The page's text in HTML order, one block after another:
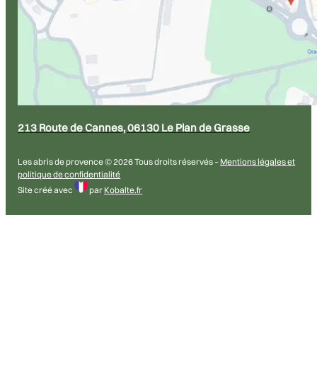
213 Route de Cannes, 06130 Le Plan de Grasse
Les abris de provence © 2026 Tous droits réservés – Mentions légales et
politique de confidentialité
Site créé avec
par Kobalte.fr